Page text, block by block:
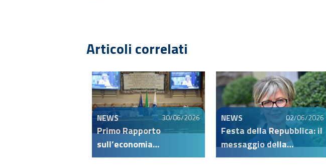
Articoli correlati
NEWS 30/06/2026
Primo Rapporto
sull’economia
dell’intermediazione
NEWS 02/06/2026
Festa della Repubblica: il
messaggio della
Presidente